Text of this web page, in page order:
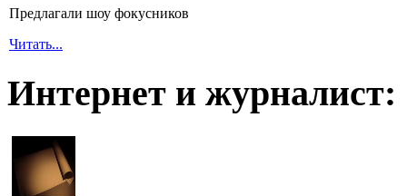
Предлагали шоу фокусников
Читать...
Интернет и журналист: